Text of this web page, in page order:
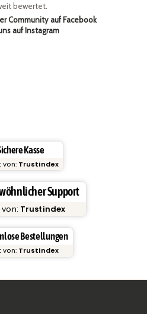
bewertet.
Community auf Facebook
auf Instagram
Kasse
von: Trustindex
Support
Trustindex
Bestellungen
von: Trustindex